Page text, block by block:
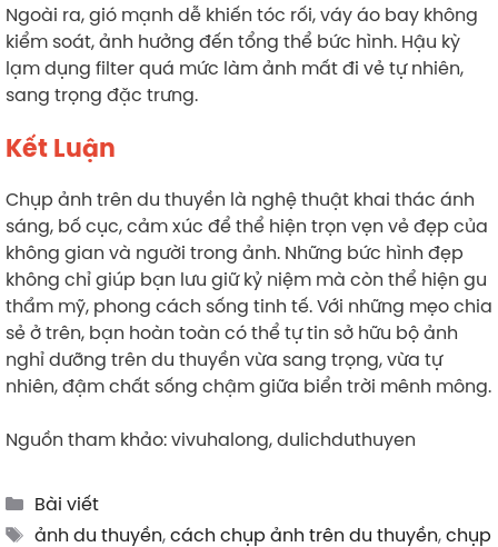
Ngoài ra, gió mạnh dễ khiến tóc rối, váy áo bay không
kiểm soát, ảnh hưởng đến tổng thể bức hình. Hậu kỳ
lạm dụng filter quá mức làm ảnh mất đi vẻ tự nhiên,
sang trọng đặc trưng.
Kết Luận
Chụp ảnh trên du thuyền là nghệ thuật khai thác ánh
sáng, bố cục, cảm xúc để thể hiện trọn vẹn vẻ đẹp của
không gian và người trong ảnh. Những bức hình đẹp
không chỉ giúp bạn lưu giữ kỷ niệm mà còn thể hiện gu
thẩm mỹ, phong cách sống tinh tế. Với những mẹo chia
sẻ ở trên, bạn hoàn toàn có thể tự tin sở hữu bộ ảnh
nghỉ dưỡng trên du thuyền vừa sang trọng, vừa tự
nhiên, đậm chất sống chậm giữa biển trời mênh mông.
Nguồn tham khảo: vivuhalong, dulichduthuyen
Categories
Bài viết
Tags
ảnh du thuyền,cách chụp ảnh trên du thuyền,chụp